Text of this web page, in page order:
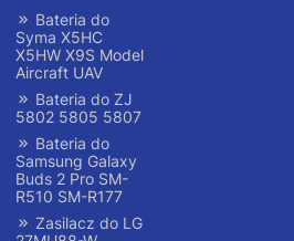
Bateria do
Syma X5HC
X5HW X9S Model
Aircraft UAV
Bateria do ZJ
5802 5805 5807
Bateria do
Samsung Galaxy
Buds 2 Pro SM-
R510 SM-R177
Zasilacz do LG